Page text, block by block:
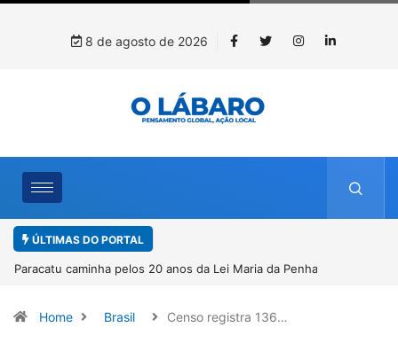
8 de agosto de 2026
ÚLTIMAS DO PORTAL
Paracatu caminha pelos 20 anos da Lei Maria da Penha
Home Brasil Censo registra 136…